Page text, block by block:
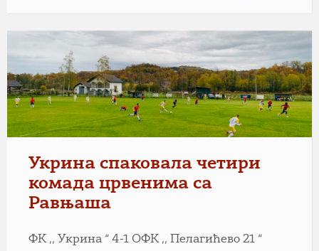
Укрина спаковала четири
комада црвенима са
Равњаша
ФК ,, Укрина “ 4-1 ОФК ,, Пелагићево 21 “